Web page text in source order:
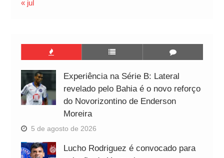
« jul
Experiência na Série B: Lateral
revelado pelo Bahia é o novo reforço
do Novorizontino de Enderson
Moreira
5 de agosto de 2026
Lucho Rodriguez é convocado para